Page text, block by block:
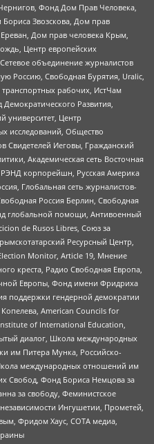
Фонд Дом Прав Человека,
Звозскова, Дом прав
Дом прав человека Крым,
Центр европейских
объединение журналистов
Россию, Свободная Бурятия, Uralic,
рабочих, ИстЧам
Развития,
университет, Центр
исследований, Общество
Свидетелей Иеговы, Гражданский
Академическая сеть Восточная
РЭНД корпорейшн, Русская Америка
Глобальная сеть журналистов-
Россия Берлин, Свободная
глобальной помощи, Антивоенный
de Rusos Libres, Союз за
Ресурсный Центр,
Monitor, Article 19, Мнение
креста, Радио Свободная Европа,
Европы, Фонд имени Фридриха
поддержки гендерной демократии
American Councils for
of International Education,
диалог, Школа международных
им Питера Мунка, Российско-
международных отношений им
Свобод, Фонд Бориса Немцова за
за свободу, Феминистское
Ингушетии, Прометей,
Фридом Хаус, СОТА медиа,